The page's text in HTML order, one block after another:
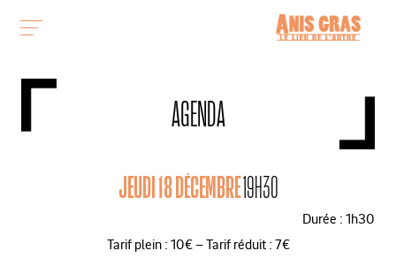
AGENDA
JEUDI 18 DÉCEMBRE19H30
Durée : 1h30
Tarif plein : 10€ – Tarif réduit : 7€